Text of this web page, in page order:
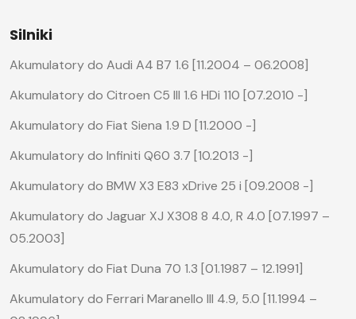
Silniki
Akumulatory do Audi A4 B7 1.6 [11.2004 – 06.2008]
Akumulatory do Citroen C5 III 1.6 HDi 110 [07.2010 -]
Akumulatory do Fiat Siena 1.9 D [11.2000 -]
Akumulatory do Infiniti Q60 3.7 [10.2013 -]
Akumulatory do BMW X3 E83 xDrive 25 i [09.2008 -]
Akumulatory do Jaguar XJ X308 8 4.0, R 4.0 [07.1997 –
05.2003]
Akumulatory do Fiat Duna 70 1.3 [01.1987 – 12.1991]
Akumulatory do Ferrari Maranello III 4.9, 5.0 [11.1994 –